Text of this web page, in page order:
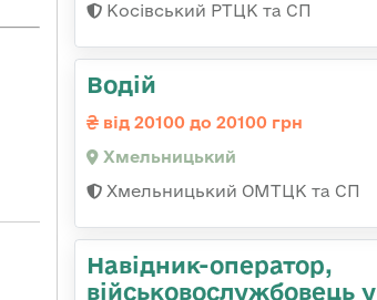
Косівський РТЦК та СП
Водій
від 20100 до 20100 грн
Хмельницький
Хмельницький ОМТЦК та СП
Навідник-оператор,
військовослужбовець у